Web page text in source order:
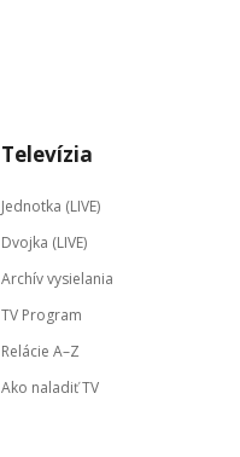
Televízia
Jednotka (LIVE)
Dvojka (LIVE)
Archív vysielania
TV Program
Relácie A–Z
Ako naladiť TV